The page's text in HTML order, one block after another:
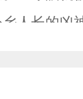
人长的凶